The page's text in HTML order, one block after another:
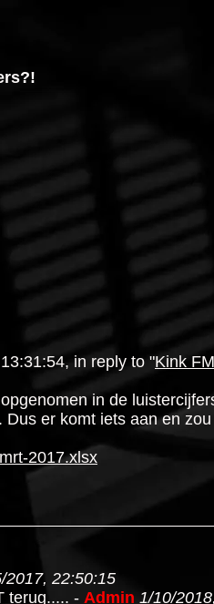
in reply to "Kink
in de
er komt iets aan en
2017.xlsx
2017, 22:50:15
terug..... - Admin 1/10/